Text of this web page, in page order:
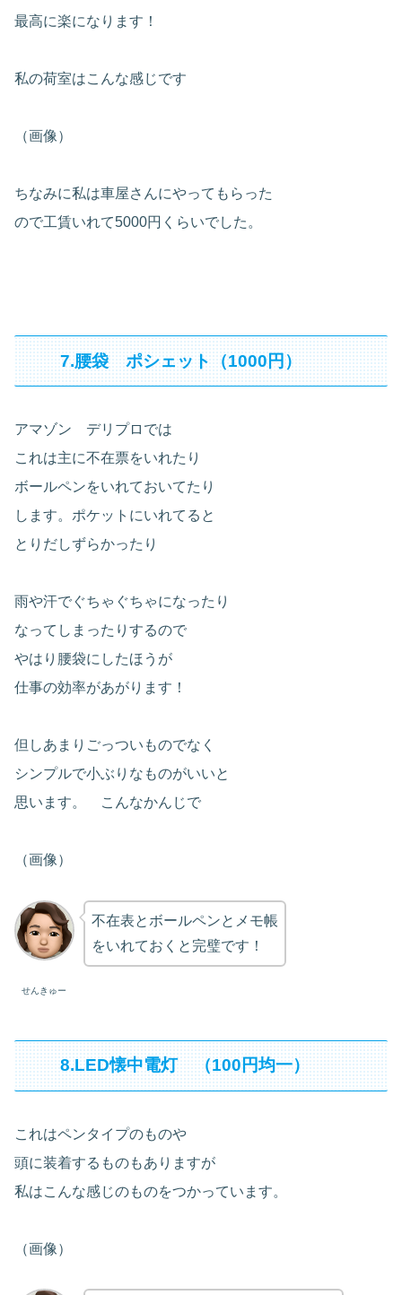
最高に楽になります！
私の荷室はこんな感じです
（画像）
ちなみに私は車屋さんにやってもらった
ので工賃いれて5000円くらいでした。
7.腰袋 ポシェット（1000円）
アマゾン デリプロでは
これは主に不在票をいれたり
ボールペンをいれておいてたり
します。ポケットにいれてると
とりだしずらかったり
雨や汗でぐちゃぐちゃになったり
なってしまったりするので
やはり腰袋にしたほうが
仕事の効率があがります！
但しあまりごっついものでなく
シンプルで小ぶりなものがいいと
思います。 こんなかんじで
（画像）
せんきゅー
不在表とボールペンとメモ帳
をいれておくと完璧です！
8.LED懐中電灯 （100円均一）
これはペンタイプのものや
頭に装着するものもありますが
私はこんな感じのものをつかっています。
（画像）